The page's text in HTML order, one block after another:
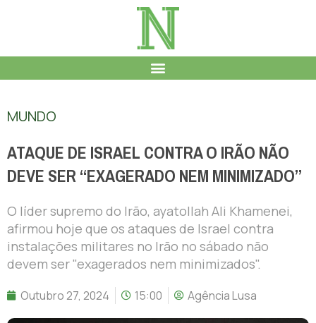
MUNDO
ATAQUE DE ISRAEL CONTRA O IRÃO NÃO
DEVE SER “EXAGERADO NEM MINIMIZADO”
O líder supremo do Irão, ayatollah Ali Khamenei,
afirmou hoje que os ataques de Israel contra
instalações militares no Irão no sábado não
devem ser "exagerados nem minimizados".
Outubro 27, 2024 15:00 Agência Lusa